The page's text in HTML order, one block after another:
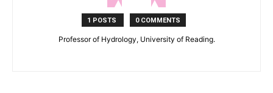
1 POSTS 0 COMMENTS
Professor of Hydrology, University of Reading.